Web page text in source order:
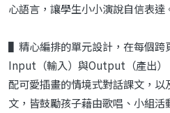
心語言，讓學生小小演說自信表達
▌精心編排的單元設計，在每個跨
Input（輸入）與Output（產出）
配可愛插畫的情境式對話課文，
文，皆鼓勵孩子藉由歌唱、小組